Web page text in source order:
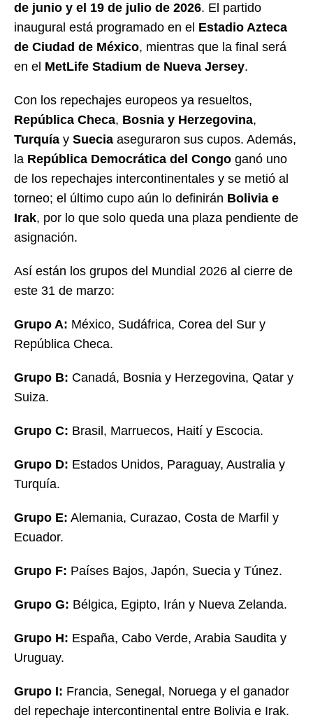
de junio y el 19 de julio de 2026. El partido
inaugural está programado en el Estadio Azteca
de Ciudad de México, mientras que la final será
en el MetLife Stadium de Nueva Jersey.
Con los repechajes europeos ya resueltos,
República Checa, Bosnia y Herzegovina,
Turquía y Suecia aseguraron sus cupos. Además,
la República Democrática del Congo ganó uno
de los repechajes intercontinentales y se metió al
torneo; el último cupo aún lo definirán Bolivia e
Irak, por lo que solo queda una plaza pendiente de
asignación.
Así están los grupos del Mundial 2026 al cierre de
este 31 de marzo:
Grupo A: México, Sudáfrica, Corea del Sur y
República Checa.
Grupo B: Canadá, Bosnia y Herzegovina, Qatar y
Suiza.
Grupo C: Brasil, Marruecos, Haití y Escocia.
Grupo D: Estados Unidos, Paraguay, Australia y
Turquía.
Grupo E: Alemania, Curazao, Costa de Marfil y
Ecuador.
Grupo F: Países Bajos, Japón, Suecia y Túnez.
Grupo G: Bélgica, Egipto, Irán y Nueva Zelanda.
Grupo H: España, Cabo Verde, Arabia Saudita y
Uruguay.
Grupo I: Francia, Senegal, Noruega y el ganador
del repechaje intercontinental entre Bolivia e Irak.